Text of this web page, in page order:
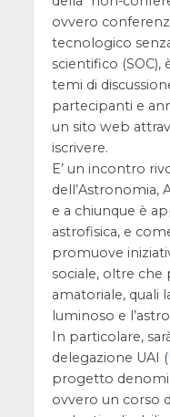
ovvero
tecnologico
scientifico
temi di
partecipanti e
un sito web
iscrivere.
E’ un incontro
dell’Astronomia,
e a chiunque è
astrofisica, e
promuove
sociale, oltre
amatoriale, quali
luminoso e
In particolare,
delegazione UAI (
progetto
ovvero un corso